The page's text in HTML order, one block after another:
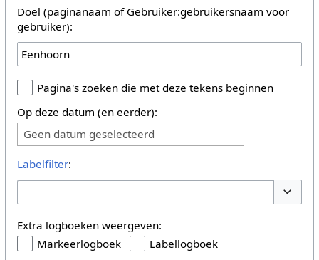
Doel (paginanaam of Gebruiker:gebruikersnaam voor
gebruiker):
Pagina's zoeken die met deze tekens beginnen
Op deze datum (en eerder):
Geen datum geselecteerd
Labelfilter:
Extra logboeken weergeven:
Markeerlogboek
Labellogboek